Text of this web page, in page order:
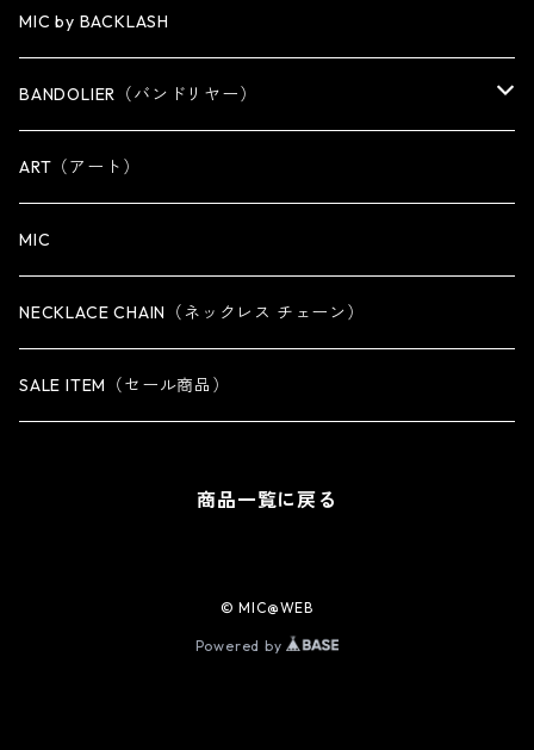
WALLET
OTHER
KEY CHAIN
WALLET CHAIN
OTHER
NECKLACE
MIC by BACKLASH
BANDOLIER（バンドリヤー）
iPhone 14専用ケース
iPhone 14 Plus専用ケース
iPhone 14 Pro専用ケース
iPhone 14 Pro Max専用ケース
iPhone 13 Pro専用ケース
ART（アート）
MIC
NECKLACE CHAIN（ネックレス チェーン）
SALE ITEM（セール商品）
商品一覧に戻る
© MIC@WEB
Powered by